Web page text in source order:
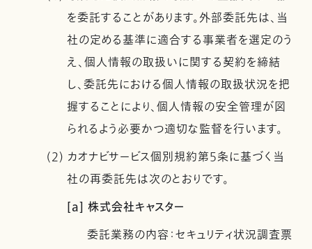
を委託することがあります。外部委託先は、当
社の定める基準に適合する事業者を選定のう
え、個人情報の取扱いに関する契約を締結
し、委託先における個人情報の取扱状況を把
握することにより、個人情報の安全管理が図
られるよう必要かつ適切な監督を行います。
(2) カオナビサービス個別規約第5条に基づく当
社の再委託先は次のとおりです。
[a] 株式会社キャスター
委託業務の内容：セキュリティ状況調査票